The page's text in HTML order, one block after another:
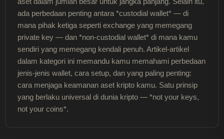
ada perbedaan penting antara *custodial wallet* — di
mana pihak ketiga seperti exchange yang memegang
private key — dan *non-custodial wallet* di mana kamu
sendiri yang memegang kendali penuh. Artikel-artikel
dalam kategori ini memandu kamu memahami perbedaan
jenis-jenis wallet, cara setup, dan yang paling penting:
cara menjaga keamanan aset kripto kamu. Satu prinsip
yang berlaku universal di dunia kripto — *not your keys,
not your coins*.